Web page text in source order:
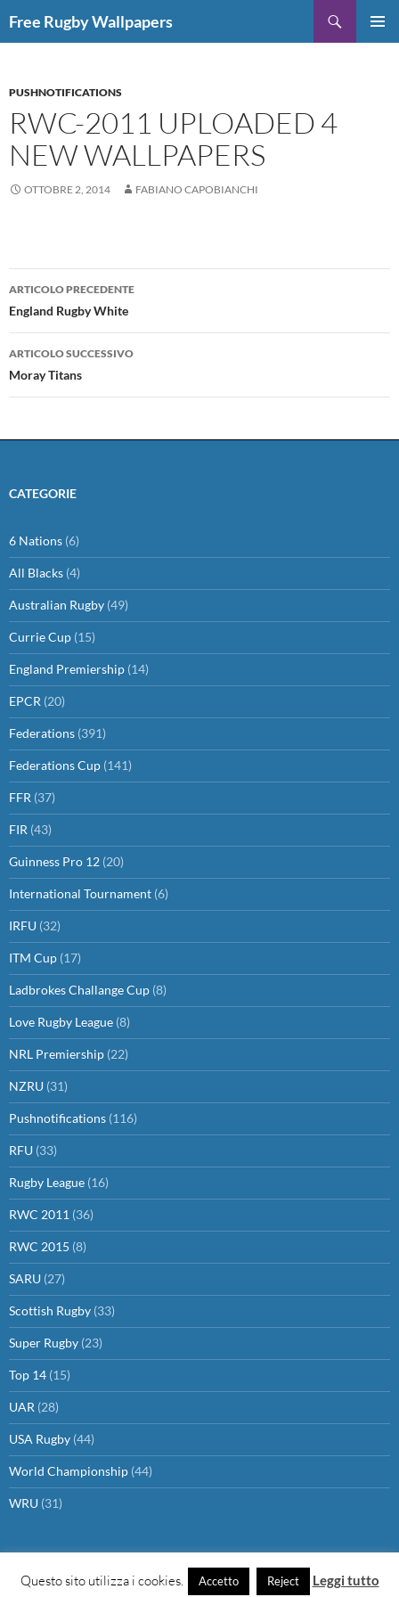
Free Rugby Wallpapers
PUSHNOTIFICATIONS
RWC-2011 UPLOADED 4
NEW WALLPAPERS
OTTOBRE 2, 2014 FABIANO CAPOBIANCHI
Navigazione
articolo
ARTICOLO PRECEDENTE
England Rugby White
ARTICOLO SUCCESSIVO
Moray Titans
CATEGORIE
6 Nations (6)
All Blacks (4)
Australian Rugby (49)
Currie Cup (15)
England Premiership (14)
EPCR (20)
Federations (391)
Federations Cup (141)
FFR (37)
FIR (43)
Guinness Pro 12 (20)
International Tournament (6)
IRFU (32)
ITM Cup (17)
Ladbrokes Challange Cup (8)
Love Rugby League (8)
NRL Premiership (22)
NZRU (31)
Pushnotifications (116)
RFU (33)
Rugby League (16)
RWC 2011 (36)
RWC 2015 (8)
SARU (27)
Scottish Rugby (33)
Super Rugby (23)
Top 14 (15)
UAR (28)
USA Rugby (44)
World Championship (44)
WRU (31)
Proudly powered by WordPress
Questo sito utilizza i cookies. Accetto Reject Leggi tutto